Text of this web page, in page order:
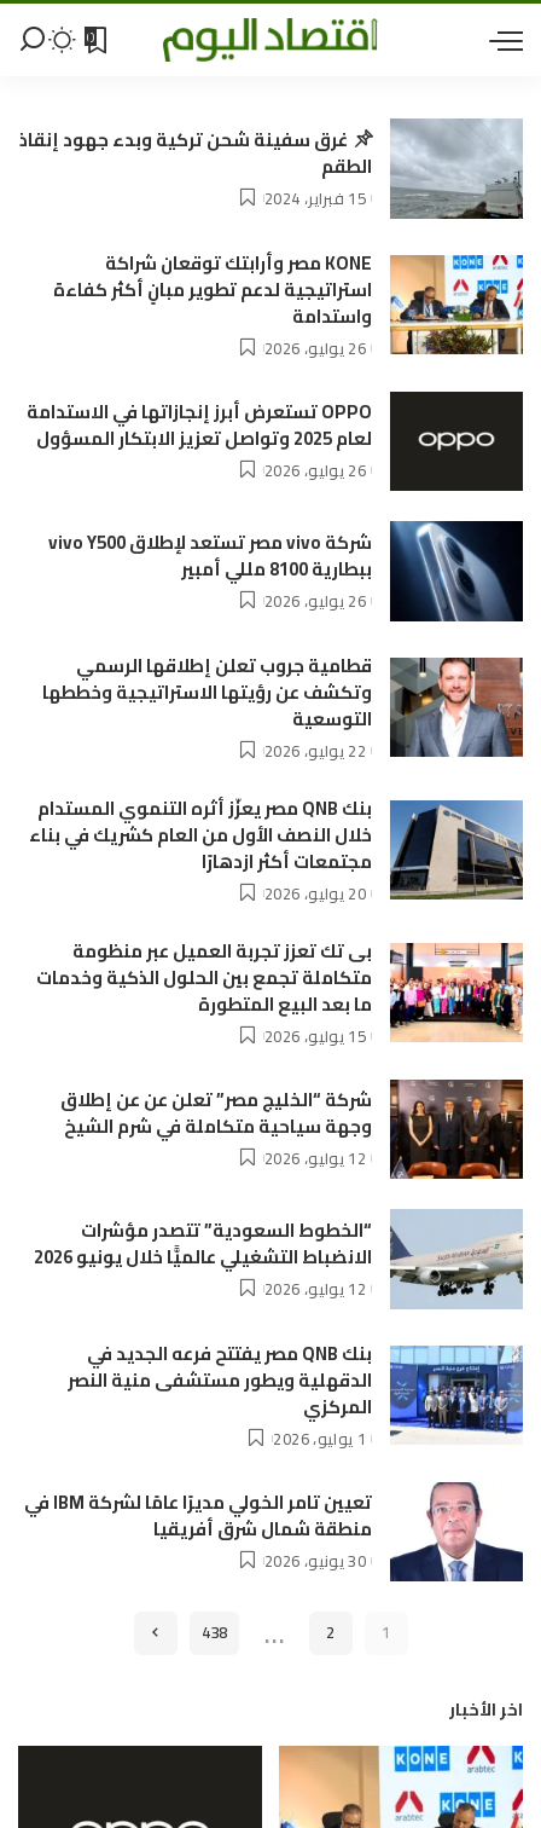
0
غرق سفينة شحن تركية وبدء جهود إنقاذ
الطقم
15 فبراير، 2024
KONE مصر وأرابتك توقعان شراكة
استراتيجية لدعم تطوير مبانٍ أكثر كفاءة
واستدامة
26 يوليو، 2026
OPPO تستعرض أبرز إنجازاتها في الاستدامة
لعام 2025 وتواصل تعزيز الابتكار المسؤول
26 يوليو، 2026
شركة vivo مصر تستعد لإطلاق vivo Y500
ببطارية 8100 مللي أمبير
26 يوليو، 2026
قطامية جروب تعلن إطلاقها الرسمي
وتكشف عن رؤيتها الاستراتيجية وخططها
التوسعية
22 يوليو، 2026
بنك QNB مصر يعزّز أثره التنموي المستدام
خلال النصف الأول من العام كشريك في بناء
مجتمعات أكثر ازدهارًا
20 يوليو، 2026
بى تك تعزز تجربة العميل عبر منظومة
متكاملة تجمع بين الحلول الذكية وخدمات
ما بعد البيع المتطورة
15 يوليو، 2026
شركة “الخليج مصر” تعلن عن عن إطلاق
وجهة سياحية متكاملة في شرم الشيخ
12 يوليو، 2026
“الخطوط السعودية” تتصدر مؤشرات
الانضباط التشغيلي عالميًّا خلال يونيو 2026
12 يوليو، 2026
بنك QNB مصر يفتتح فرعه الجديد في
الدقهلية ويطور مستشفى منية النصر
المركزي
1 يوليو، 2026
تعيين تامر الخولي مديرًا عامًا لشركة IBM في
منطقة شمال شرق أفريقيا
30 يونيو، 2026
1
2
…
438
اخر الأخبار